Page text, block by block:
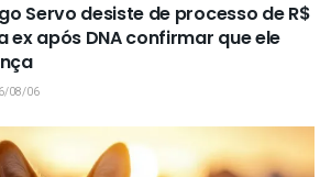
Servo desiste de processo de R$
ex após DNA confirmar que ele
08/06